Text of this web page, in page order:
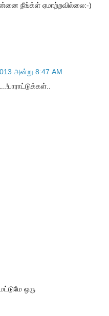
நீங்க்ள் ஏமாற்றவில்லை:-)
அன்று 8:47 AM
ஒரு